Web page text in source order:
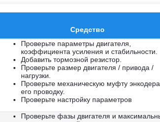
Средство
Проверьте параметры двигателя,
коэффициента усиления и стабильности.
Добавить тормозной резистор.
Проверьте размер двигателя / привода /
нагрузки.
Проверьте механическую муфту
его проводку.
Проверьте настройку параметров
Проверьте фазы двигателя и